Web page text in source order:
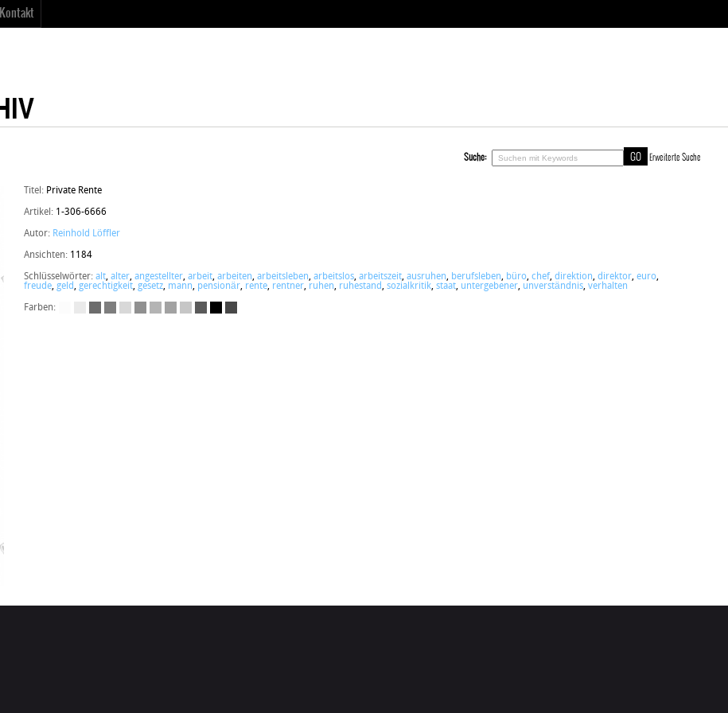
Kontakt
Suche: Erweiterte Suche
Titel: Private Rente
Artikel: 1-306-6666
Autor: Reinhold Löffler
Ansichten: 1184
Schlüsselwörter: alt, alter, angestellter, arbeit, arbeiten, arbeitsleben, arbeitslos, arbeitszeit, ausruhen, berufsleben, büro, chef, direktion, direktor, euro,
freude, geld, gerechtigkeit, gesetz, mann, pensionär, rente, rentner, ruhen, ruhestand, sozialkritik, staat, untergebener, unverständnis, verhalten
Farben: